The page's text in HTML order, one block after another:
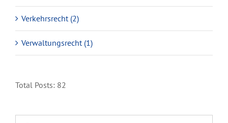
Verkehrsrecht (2)
Verwaltungsrecht (1)
Total Posts: 82